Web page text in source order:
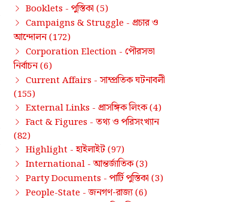
Booklets - পুস্তিকা (5)
Campaigns & Struggle - প্রচার ও
আন্দোলন(172)
Corporation Election - পৌরসভা
নির্বাচন(6)
Current Affairs - সাম্প্রতিক ঘটনাবলী
(155)
External Links - প্রাসঙ্গিক লিংক(4)
Fact & Figures - তথ্য ও পরিসংখ্যান
(82)
Highlight -হাইলাইট(97)
International -আন্তর্জাতিক(3)
Party Documents - পার্টি পুস্তিকা (3)
People-State -জনগণ-রাজ্য(6)